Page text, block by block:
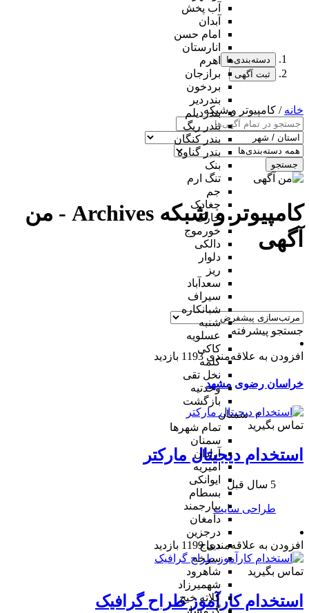
آب پخش
آبدان
امام حسن
انارستان
اهرم
برازجان
بردخون
بندردیر
بندردیلم
بندر ریگ
بندر کنگان
بندر گناوه
بنک
تنگ ارم
جم
چغادک
خارک
خورموج
دالکی
دلوار
ریز
سعدآباد
سیراف
شبانکاره
شنبه
عسلویه
کاکی
کلمه
نخل تقی
وحدتیه
بازگشت
سمنان
تمام شهر‌ها
سمنان
آرادان
امیریه
ایوانکی
بسطام
بیارجمند
دامغان
درجزین
دیباج
سرخه
شاهرود
شهمیرزاد
کلاته خیج
دسته‌بندی‌ها
ثبت آگهی
خانه / کامپیوتر و شبکه
جستجو
کامپیوتر و شبکه Archives - من
آگهی
جستجو پیشرفته
افزودن به علاقه‌مندی 1193 بازدید
خراسان رضوی مشهد
تماس بگیرید
استخدام دیجیتال مارکتر
5 سال قبل
طراحی سایت
افزودن به علاقه‌مندی 1199 بازدید
تماس بگیرید
استخدام کارآموز طراح گرافیک